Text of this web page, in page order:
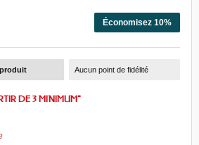
Économisez 10%
Aucun point de fidélité
DE 3 MINIMUM"